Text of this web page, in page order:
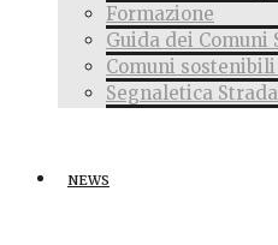
Formazione
Guida dei Comuni
Comuni
Segnaletica
NEWS